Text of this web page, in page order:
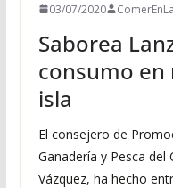
03/07/2020
Saborea
consumo en
isla
El consejero de
Ganadería y Pesca del
Vázquez, ha hecho